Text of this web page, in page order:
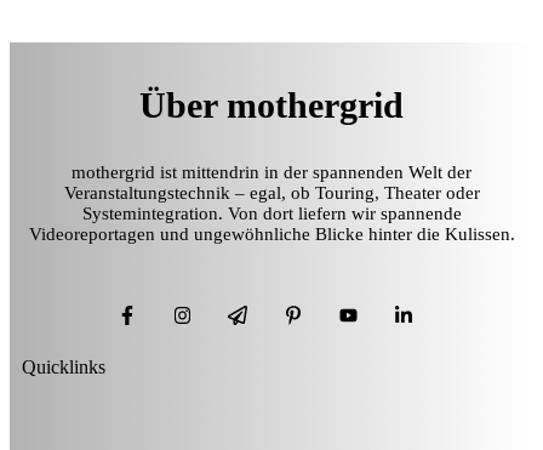
Über mothergrid
mothergrid ist mittendrin in der spannenden Welt der
Veranstaltungstechnik – egal, ob Touring, Theater oder
Systemintegration. Von dort liefern wir spannende
Videoreportagen und ungewöhnliche Blicke hinter die Kulissen.
Quicklinks